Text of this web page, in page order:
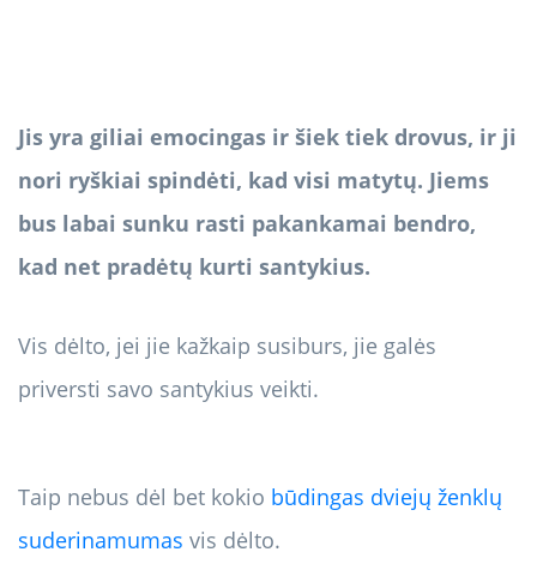
Jis yra giliai emocingas ir šiek tiek drovus, ir ji
nori ryškiai spindėti, kad visi matytų. Jiems
bus labai sunku rasti pakankamai bendro,
kad net pradėtų kurti santykius.
Vis dėlto, jei jie kažkaip susiburs, jie galės
priversti savo santykius veikti.
Taip nebus dėl bet kokio būdingas dviejų ženklų
suderinamumas vis dėlto.